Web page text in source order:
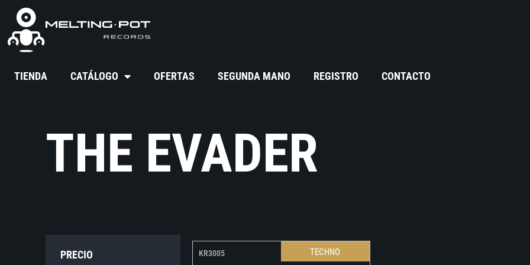
TIENDA CATÁLOGO OFERTAS SEGUNDA MANO REGISTRO CONTACTO
THE EVADER
PRECIO KR3005 TECHNO